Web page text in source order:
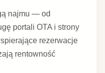
najmu — od
portali OTA i strony
rezerwacje
rentowność